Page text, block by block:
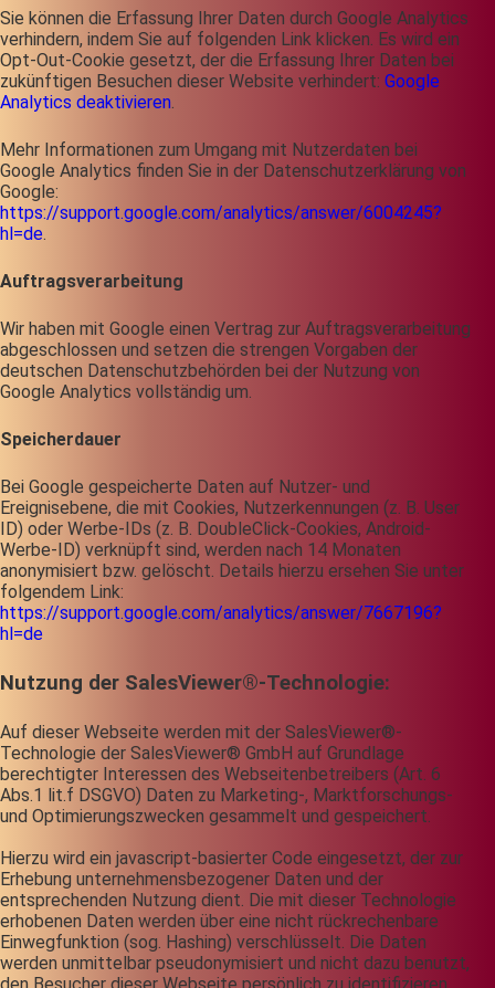
Sie können die Erfassung Ihrer Daten durch Google Analytics
verhindern, indem Sie auf folgenden Link klicken. Es wird ein
Opt-Out-Cookie gesetzt, der die Erfassung Ihrer Daten bei
zukünftigen Besuchen dieser Website verhindert: Google
Analytics deaktivieren.
Mehr Informationen zum Umgang mit Nutzerdaten bei
Google Analytics finden Sie in der Datenschutzerklärung von
Google:
https://support.google.com/analytics/answer/6004245?
hl=de.
Auftragsverarbeitung
Wir haben mit Google einen Vertrag zur Auftragsverarbeitung
abgeschlossen und setzen die strengen Vorgaben der
deutschen Datenschutzbehörden bei der Nutzung von
Google Analytics vollständig um.
Speicherdauer
Bei Google gespeicherte Daten auf Nutzer- und
Ereignisebene, die mit Cookies, Nutzerkennungen (z. B. User
ID) oder Werbe-IDs (z. B. DoubleClick-Cookies, Android-
Werbe-ID) verknüpft sind, werden nach 14 Monaten
anonymisiert bzw. gelöscht. Details hierzu ersehen Sie unter
folgendem Link:
https://support.google.com/analytics/answer/7667196?
hl=de
Nutzung der SalesViewer®-Technologie:
Auf dieser Webseite werden mit der SalesViewer®-
Technologie der SalesViewer® GmbH auf Grundlage
berechtigter Interessen des Webseitenbetreibers (Art. 6
Abs.1 lit.f DSGVO) Daten zu Marketing-, Marktforschungs-
und Optimierungszwecken gesammelt und gespeichert.
Hierzu wird ein javascript-basierter Code eingesetzt, der zur
Erhebung unternehmensbezogener Daten und der
entsprechenden Nutzung dient. Die mit dieser Technologie
erhobenen Daten werden über eine nicht rückrechenbare
Einwegfunktion (sog. Hashing) verschlüsselt. Die Daten
werden unmittelbar pseudonymisiert und nicht dazu benutzt,